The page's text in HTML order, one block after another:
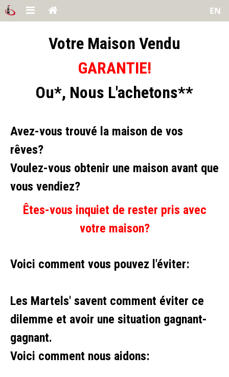
EN
Votre Maison Vendu
GARANTIE!
Ou*, Nous L'achetons**
Avez-vous trouvé la maison de vos
rêves?
Voulez-vous obtenir une maison avant que
vous vendiez?
Êtes-vous inquiet de rester pris avec
votre maison?
Voici comment vous pouvez l'éviter:
Les Martels' savent comment éviter ce
dilemme et avoir une situation gagnant-
gagnant.
Voici comment nous aidons: